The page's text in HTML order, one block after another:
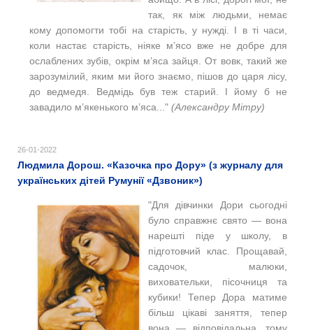
так, як між людьми, немає
кому допомогти тобі на старість, у нужді. І в ті часи,
коли настає старість, ніяке м’ясо вже не добре для
ослаблених зубів, окрім м’яса зайця. От вовк, такий же
зарозумілий, яким ми його знаємо, пішов до царя лісу,
до ведмедя. Ведмідь був теж старий. І йому б не
завадило м’якенького м’яса..." (Александру Мітру)
26-01-2022
Людмила Дорош. «Казочка про Дору» (з журналу для
українських дітей Румунії «Дзвоник»)
"Для дівчинки Дори сьогодні
було справжнє свято — вона
нарешті піде у школу, в
підготовчий клас. Прощавай,
садочок, малюки,
виховательки, пісочниця та
кубики! Тепер Дора матиме
більш цікаві заняття, тепер
вона — відповідальна, тому